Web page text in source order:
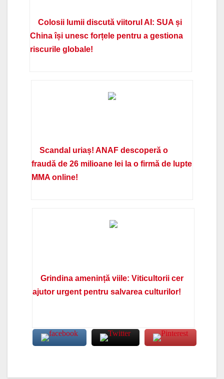
Colosii lumii discută viitorul AI: SUA și
China își unesc forțele pentru a gestiona
riscurile globale!
Scandal uriaș! ANAF descoperă o
fraudă de 26 milioane lei la o firmă de lupte
MMA online!
Grindina amenință viile: Viticultorii cer
ajutor urgent pentru salvarea culturilor!